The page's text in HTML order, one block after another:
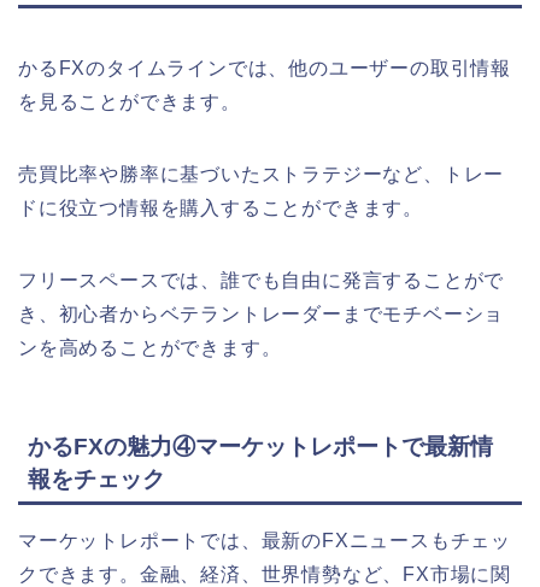
かるFXのタイムラインでは、他のユーザーの取引情報
を見ることができます。
売買比率や勝率に基づいたストラテジーなど、トレー
ドに役立つ情報を購入することができます。
フリースペースでは、誰でも自由に発言することがで
き、初心者からベテラントレーダーまでモチベーショ
ンを高めることができます。
かるFXの魅力④マーケットレポートで最新情
報をチェック
マーケットレポートでは、最新のFXニュースもチェッ
クできます。 金融、経済、世界情勢など、FX市場に関